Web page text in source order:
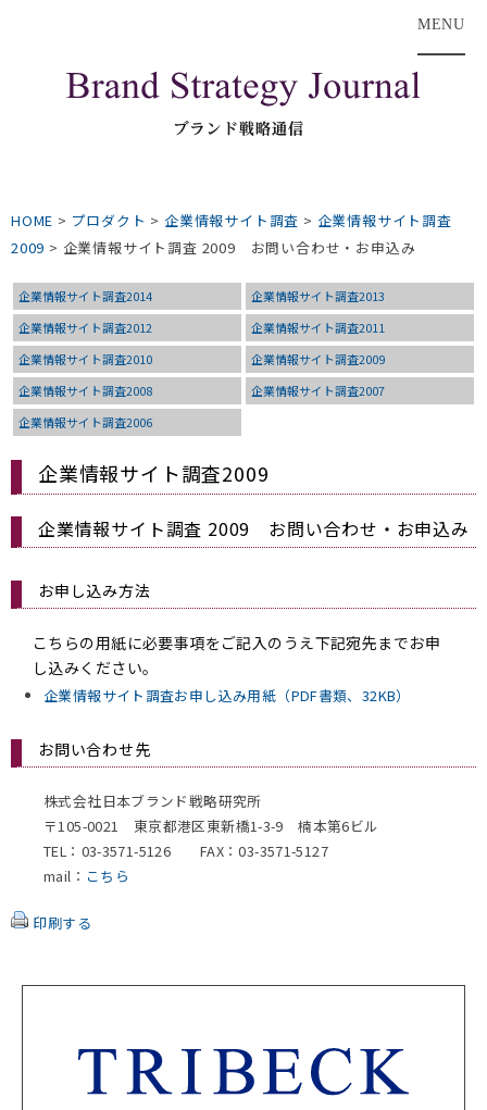
MENU
HOME > プロダクト > 企業情報サイト調査 > 企業情報サイト調査
2009 > 企業情報サイト調査 2009 お問い合わせ・お申込み
企業情報サイト調査2014
企業情報サイト調査2013
企業情報サイト調査2012
企業情報サイト調査2011
企業情報サイト調査2010
企業情報サイト調査2009
企業情報サイト調査2008
企業情報サイト調査2007
企業情報サイト調査2006
企業情報サイト調査2009
企業情報サイト調査 2009 お問い合わせ・お申込み
お申し込み方法
こちらの用紙に必要事項をご記入のうえ下記宛先までお申
し込みください。
企業情報サイト調査お申し込み用紙（PDF書類、32KB）
お問い合わせ先
株式会社日本ブランド戦略研究所
〒105-0021 東京都港区東新橋1-3-9 楠本第6ビル
TEL：03-3571-5126 FAX：03-3571-5127
mail： こちら
印刷する